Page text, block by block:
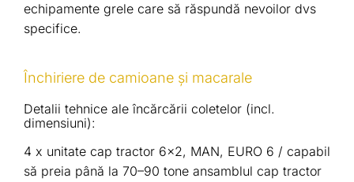
echipamente grele care să răspundă nevoilor dvs
specifice.
Închiriere de camioane şi macarale
Detalii tehnice ale încărcării coletelor (incl.
dimensiuni):
4 x unitate cap tractor 6×2, MAN, EURO 6 / capabil
să preia până la 70–90 tone ansamblul cap tractor